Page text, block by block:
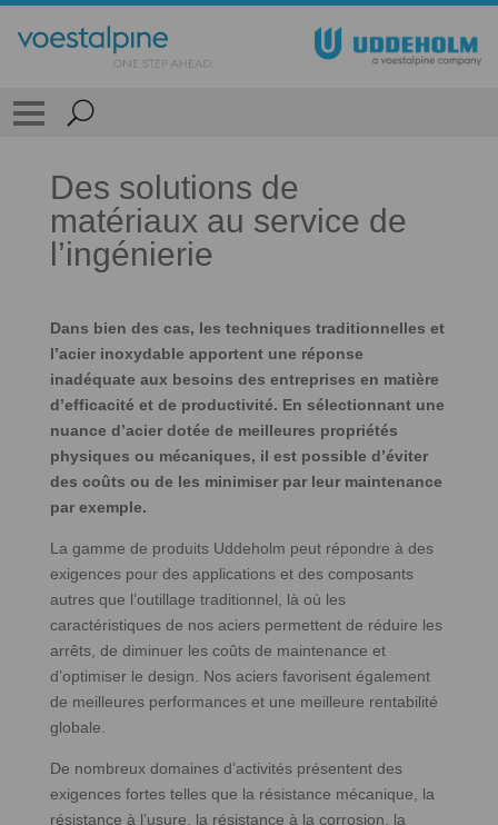
Des solutions de
matériaux au service de
l’ingénierie
Dans bien des cas, les techniques traditionnelles et
l’acier inoxydable apportent une réponse
inadéquate aux besoins des entreprises en matière
d’efficacité et de productivité. En sélectionnant une
nuance d’acier dotée de meilleures propriétés
physiques ou mécaniques, il est possible d’éviter
des coûts ou de les minimiser par leur maintenance
par exemple.
La gamme de produits Uddeholm peut répondre à des
exigences pour des applications et des composants
autres que l’outillage traditionnel, là où les
caractéristiques de nos aciers permettent de réduire les
arrêts, de diminuer les coûts de maintenance et
d’optimiser le design. Nos aciers favorisent également
de meilleures performances et une meilleure rentabilité
globale.
De nombreux domaines d’activités présentent des
exigences fortes telles que la résistance mécanique, la
résistance à l’usure, la résistance à la corrosion, la